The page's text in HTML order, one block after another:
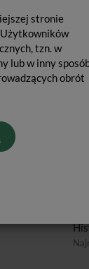
stronie
tzn. w
lub w inny
obrót